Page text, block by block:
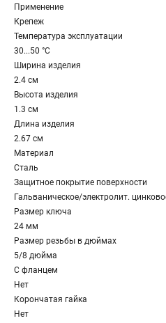
Применение
Крепеж
Температура эксплуатации
30...50 °C
Ширина изделия
2.4 см
Высота изделия
1.3 см
Длина изделия
2.67 см
Материал
Сталь
Защитное покрытие поверхности
Гальваническое/электролит.
Размер ключа
24 мм
Размер резьбы в дюймах
5/8 дюйма
С фланцем
Нет
Корончатая гайка
Нет